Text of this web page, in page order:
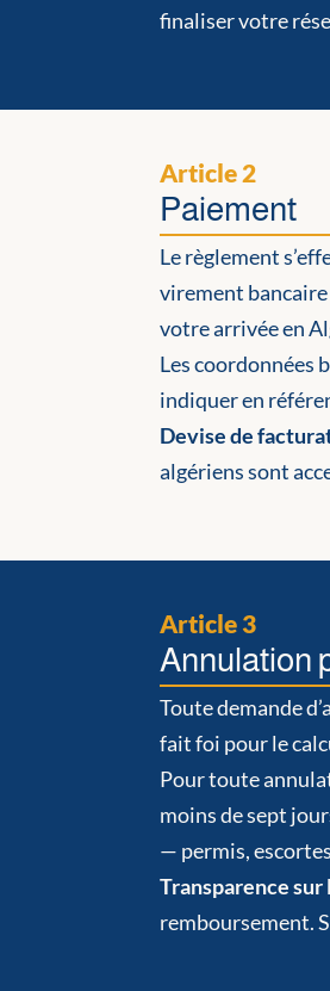
finaliser votre
Article 2
Paiement
Le règlement
virement bancaire
votre arrivée en
Les coordonnées
indiquer en
Devise de
algériens sont
Article 3
Annulation
Toute demande
fait foi pour le
Pour toute
moins de sept
— permis,
Transparence sur
remboursement.